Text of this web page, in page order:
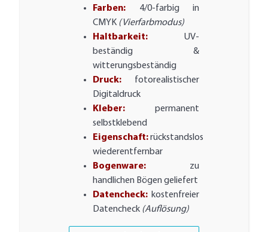
Farben: 4/0-farbig in
CMYK (Vierfarbmodus)
Haltbarkeit: UV-
beständig &
witterungsbeständig
Druck: fotorealistischer
Digitaldruck
Kleber: permanent
selbstklebend
Eigenschaft:rückstandslos
wiederentfernbar
Bogenware: zu
handlichen Bögen geliefert
Datencheck: kostenfreier
Datencheck (Auflösung)